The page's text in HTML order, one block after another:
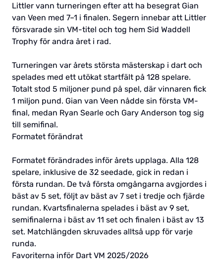
Littler vann turneringen efter att ha besegrat Gian
van Veen med 7–1 i finalen. Segern innebar att Littler
försvarade sin VM-titel och tog hem Sid Waddell
Trophy för andra året i rad.
Turneringen var årets största mästerskap i dart och
spelades med ett utökat startfält på 128 spelare.
Totalt stod 5 miljoner pund på spel, där vinnaren fick
1 miljon pund. Gian van Veen nådde sin första VM-
final, medan Ryan Searle och Gary Anderson tog sig
till semifinal.
Formatet förändrat
Formatet förändrades inför årets upplaga. Alla 128
spelare, inklusive de 32 seedade, gick in redan i
första rundan. De två första omgångarna avgjordes i
bäst av 5 set, följt av bäst av 7 set i tredje och fjärde
rundan. Kvartsfinalerna spelades i bäst av 9 set,
semifinalerna i bäst av 11 set och finalen i bäst av 13
set. Matchlängden skruvades alltså upp för varje
runda.
Favoriterna inför Dart VM 2025/2026